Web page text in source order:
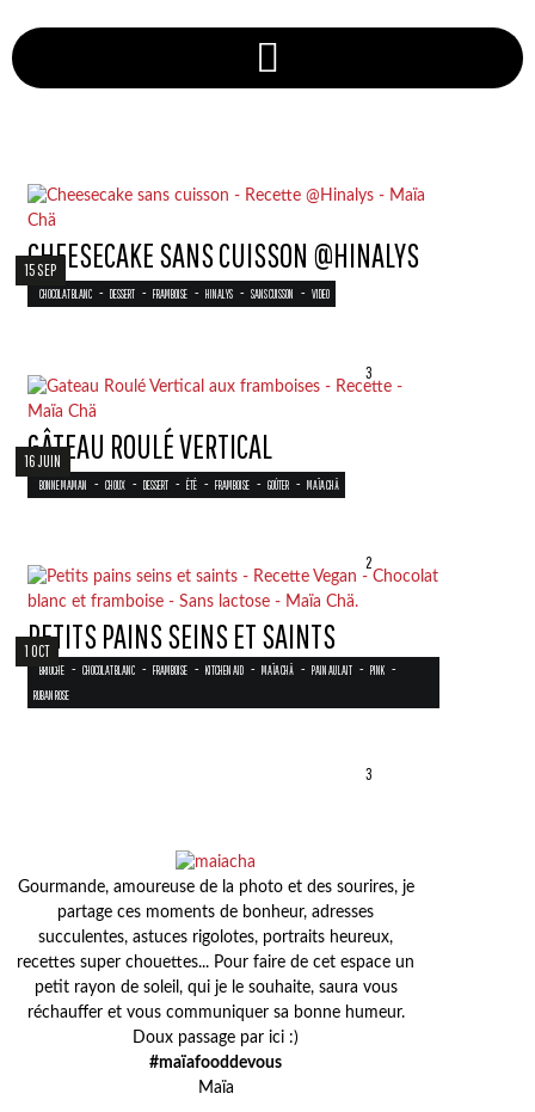
15 SEP
CHEESECAKE SANS CUISSON @HINALYS
CHOCOLAT BLANC - DESSERT - FRAMBOISE - HINALYS - SANS CUISSON - VIDEO
3
16 JUIN
GÂTEAU ROULÉ VERTICAL
BONNE MAMAN - CHOUX - DESSERT - ÉTÉ - FRAMBOISE - GOÛTER - MAÏA CHÄ
2
1 OCT
PETITS PAINS SEINS ET SAINTS
BRIOCHE - CHOCOLAT BLANC - FRAMBOISE - KITCHEN AID - MAÏA CHÄ - PAIN AU LAIT - PINK -
RUBAN ROSE
3
Gourmande, amoureuse de la photo et des sourires, je
partage ces moments de bonheur, adresses
succulentes, astuces rigolotes, portraits heureux,
recettes super chouettes... Pour faire de cet espace un
petit rayon de soleil, qui je le souhaite, saura vous
réchauffer et vous communiquer sa bonne humeur.
Doux passage par ici :)
#maïafooddevous
Maïa